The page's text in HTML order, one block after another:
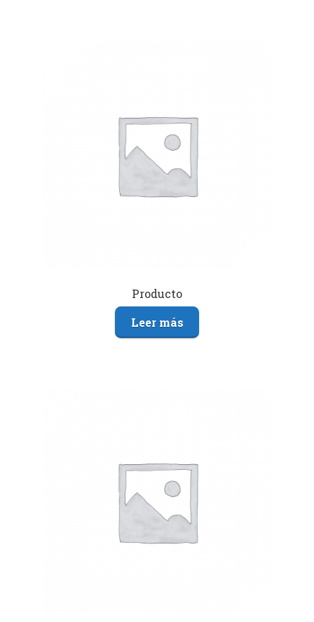
Producto
Leer más